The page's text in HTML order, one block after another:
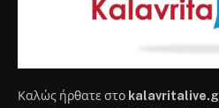
Καλώς ήρθατε στο